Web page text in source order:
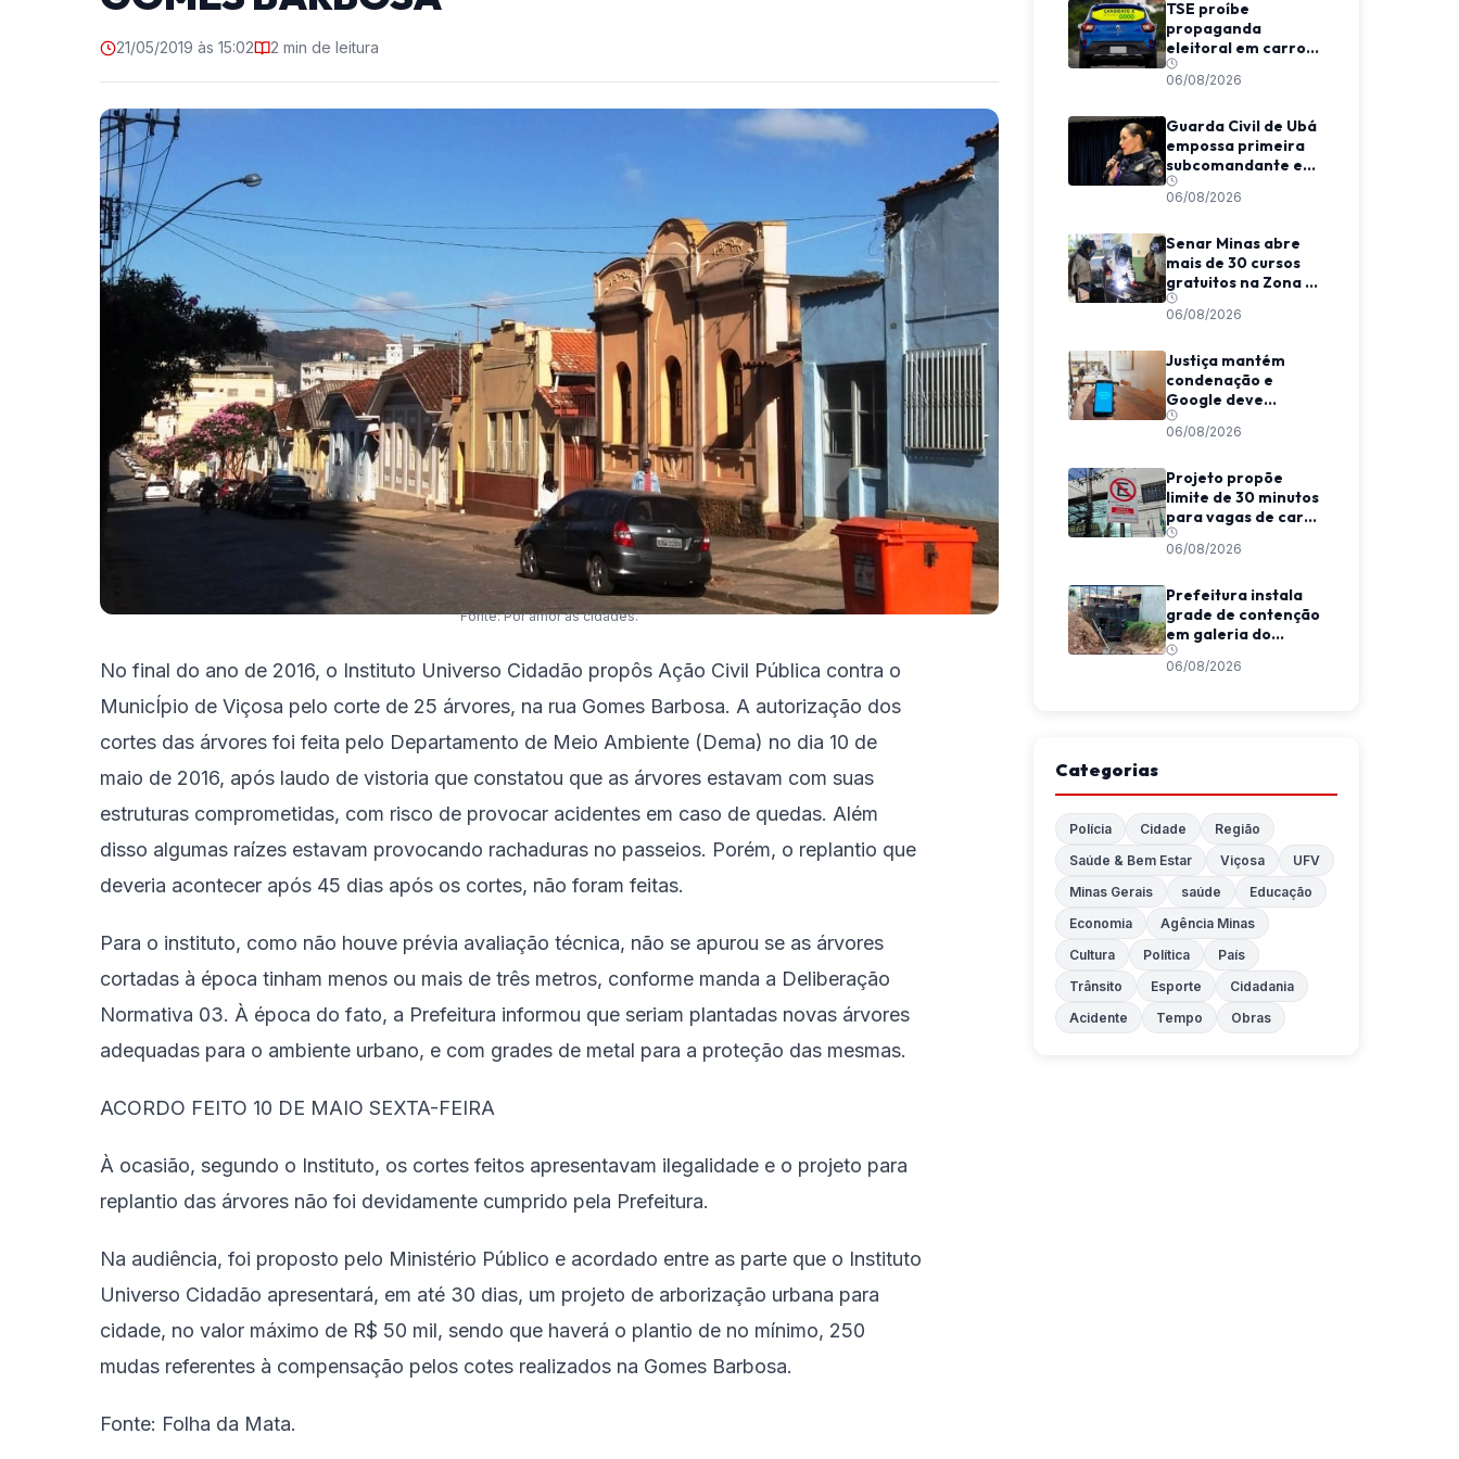
21/05/2019 às 15:02 2 min de leitura
Fonte: Por amor às cidades.
No final do ano de 2016, o Instituto Universo Cidadão propôs Ação Civil Pública contra o
MunicÍpio de Viçosa pelo corte de 25 árvores, na rua Gomes Barbosa. A autorização dos
cortes das árvores foi feita pelo Departamento de Meio Ambiente (Dema) no dia 10 de
maio de 2016, após laudo de vistoria que constatou que as árvores estavam com suas
estruturas comprometidas, com risco de provocar acidentes em caso de quedas. Além
disso algumas raízes estavam provocando rachaduras no passeios. Porém, o replantio que
deveria acontecer após 45 dias após os cortes, não foram feitas.
Para o instituto, como não houve prévia avaliação técnica, não se apurou se as árvores
cortadas à época tinham menos ou mais de três metros, conforme manda a Deliberação
Normativa 03. À época do fato, a Prefeitura informou que seriam plantadas novas árvores
adequadas para o ambiente urbano, e com grades de metal para a proteção das mesmas.
ACORDO FEITO 10 DE MAIO SEXTA-FEIRA
À ocasião, segundo o Instituto, os cortes feitos apresentavam ilegalidade e o projeto para
replantio das árvores não foi devidamente cumprido pela Prefeitura.
Na audiência, foi proposto pelo Ministério Público e acordado entre as parte que o Instituto
Universo Cidadão apresentará, em até 30 dias, um projeto de arborização urbana para
cidade, no valor máximo de R$ 50 mil, sendo que haverá o plantio de no mínimo, 250
mudas referentes à compensação pelos cotes realizados na Gomes Barbosa.
Fonte: Folha da Mata.
TSE proíbe
propaganda
eleitoral em carros
de aplicativo
durante transporte
06/08/2026
Guarda Civil de Ubá
empossa primeira
subcomandante e
cria estrutura
voltada à proteção
06/08/2026
Senar Minas abre
mais de 30 cursos
gratuitos na Zona da
Mata e Caparaó
06/08/2026
Justiça mantém
condenação e
Google deve
indenizar usuário
por invasão de e-
06/08/2026
Projeto propõe
limite de 30 minutos
para vagas de carga
e descarga em
Viçosa
06/08/2026
Prefeitura instala
grade de contenção
em galeria do
Córrego da
Conceição
06/08/2026
Categorias
Polícia Cidade
Região
Saúde & Bem Estar
Viçosa
UFV
Minas Gerais
saúde
Educação
Economia
Agência Minas
Cultura
Política
País
Trânsito
Esporte
Cidadania
Acidente
Tempo Obras